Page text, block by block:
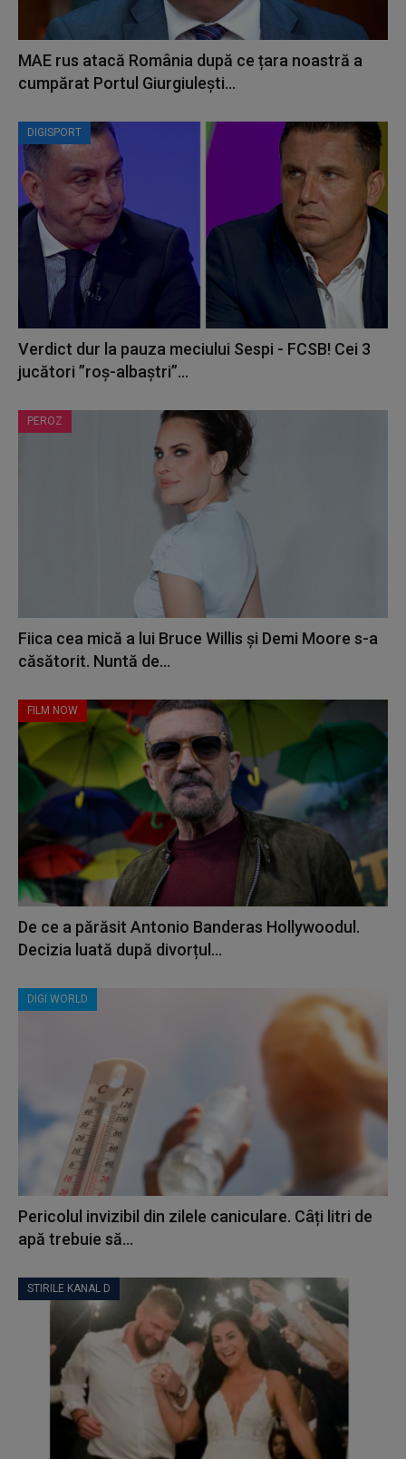
MAE rus atacă România după ce țara noastră a
cumpărat Portul Giurgiulești...
DIGISPORT
Verdict dur la pauza meciului Sespi - FCSB! Cei 3
jucători ”roș-albaștri”...
PEROZ
Fiica cea mică a lui Bruce Willis și Demi Moore s-a
căsătorit. Nuntă de...
FILM NOW
De ce a părăsit Antonio Banderas Hollywoodul.
Decizia luată după divorțul...
DIGI WORLD
Pericolul invizibil din zilele caniculare. Câți litri de
apă trebuie să...
STIRILE KANAL D